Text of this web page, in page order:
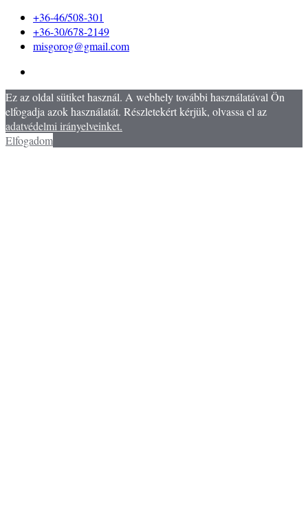
+36-46/508-301
+36-30/678-2149
misgorog@gmail.com
Ez az oldal sütiket használ. A webhely további használatával Ön
elfogadja azok használatát. Részletekért kérjük, olvassa el az
adatvédelmi irányelveinket.
Elfogadom